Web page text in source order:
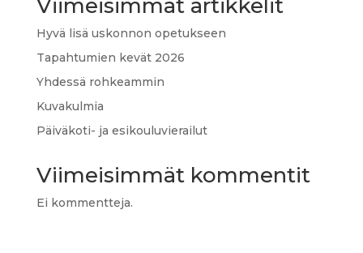
Viimeisimmät artikkelit
Hyvä lisä uskonnon opetukseen
Tapahtumien kevät 2026
Yhdessä rohkeammin
Kuvakulmia
Päiväkoti- ja esikouluvierailut
Viimeisimmät kommentit
Ei kommentteja.